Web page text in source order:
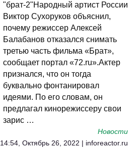
"брат-2"Народный артист России
Виктор Сухоруков объяснил,
почему режиссер Алексей
Балабанов отказался снимать
третью часть фильма «Брат»,
сообщает портал «72.ru».Актер
признался, что он тогда
буквально фонтанировал
идеями. По его словам, он
предлагал кинорежиссеру свои
зарис …
Новости
14:54, Октябрь 26, 2022 | inforeactor.ru